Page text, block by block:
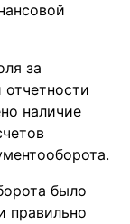
за
отчетности
наличие
было
правильно